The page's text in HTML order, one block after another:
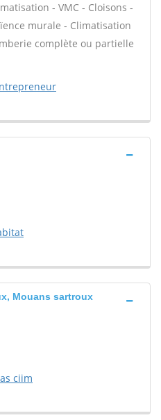
- VMC - Cloisons -
murale - Climatisation
complète ou partielle
Mouans sartroux
ciim